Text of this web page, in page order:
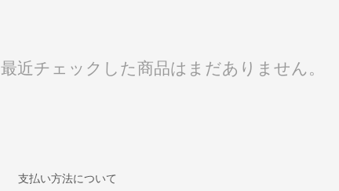
最近チェックした商品はまだありません。
支払い方法について